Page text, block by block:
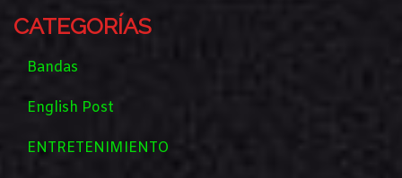
CATEGORÍAS
Bandas
English Post
ENTRETENIMIENTO